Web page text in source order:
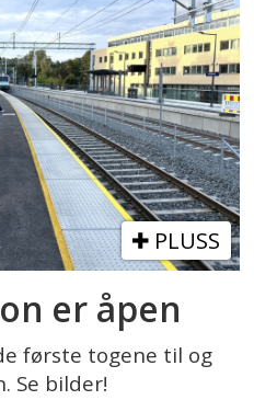
PLUSS
er åpen
første togene til og
Se bilder!